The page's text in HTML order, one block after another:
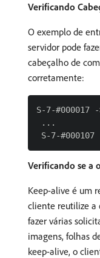
Verificando
O exemplo de
servidor pode
cabeçalho de
corretamente:
S-7-#000017
...
Verificando se a
Keep-alive é um
cliente reutilize a
fazer várias
imagens, folhas
keep-alive, o